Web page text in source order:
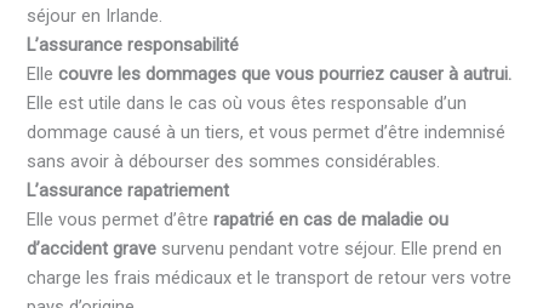
séjour en Irlande.
L’assurance responsabilité
Ellecouvre les dommages que vous pourriez causer à autrui.
Elle est utile dans le cas où vous êtes responsable d’un
dommage causé à un tiers, et vous permet d’être indemnisé
sans avoir à débourser des sommes considérables.
L’assurance rapatriement
Elle vous permet d’êtrerapatrié en cas de maladie ou
d’accident grave survenu pendant votre séjour. Elle prend en
charge les frais médicaux et le transport de retour vers votre